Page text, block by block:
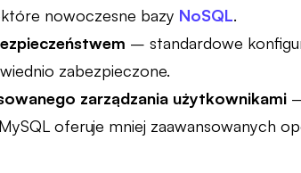
nowoczesne bazy NoSQL.
– standardowe
zabezpieczone.
zarządzania użytkownikami
oferuje mniej zaawansowanych